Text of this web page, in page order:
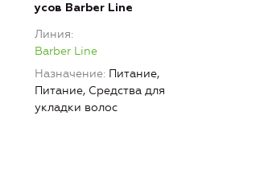
усов Barber Line
Линия
Barber Line
Назначение Питание,
Питание, Средства для
укладки волос